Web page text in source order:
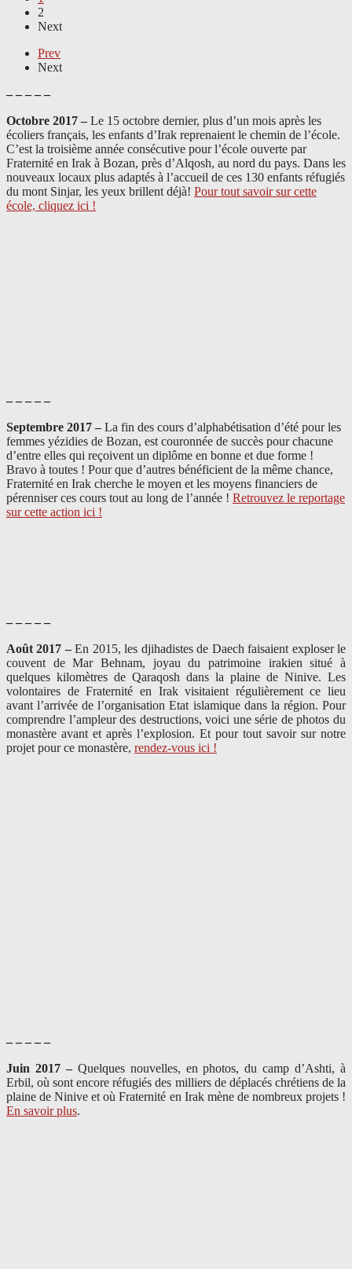
2
Next
Prev
Next
– – – – –
Octobre 2017 – Le 15 octobre dernier, plus d’un mois après les
écoliers français, les enfants d’Irak reprenaient le chemin de l’école.
C’est la troisième année consécutive pour l’école ouverte par
Fraternité en Irak à Bozan, près d’Alqosh, au nord du pays. Dans les
nouveaux locaux plus adaptés à l’accueil de ces 130 enfants réfugiés
du mont Sinjar, les yeux brillent déjà! Pour tout savoir sur cette
école, cliquez ici !
– – – – –
Septembre 2017 – La fin des cours d’alphabétisation d’été pour les
femmes yézidies de Bozan, est couronnée de succès pour chacune
d’entre elles qui reçoivent un diplôme en bonne et due forme !
Bravo à toutes ! Pour que d’autres bénéficient de la même chance,
Fraternité en Irak cherche le moyen et les moyens financiers de
pérenniser ces cours tout au long de l’année ! Retrouvez le reportage
sur cette action ici !
– – – – –
Août 2017 –En 2015, les djihadistes de Daech faisaient exploser le
couvent de Mar Behnam, joyau du patrimoine irakien situé à
quelques kilomètres de Qaraqosh dans la plaine de Ninive. Les
volontaires de Fraternité en Irak visitaient régulièrement ce lieu
avant l’arrivée de l’organisation Etat islamique dans la région. Pour
comprendre l’ampleur des destructions, voici une série de photos du
monastère avant et après l’explosion. Et pour tout savoir sur notre
projet pour ce monastère, rendez-vous ici !
– – – – –
Juin 2017 – Quelques nouvelles, en photos, du camp d’Ashti, à
Erbil, où sont encore réfugiés des milliers de déplacés chrétiens de la
plaine de Ninive et où Fraternité en Irak mène de nombreux projets !
En savoir plus.